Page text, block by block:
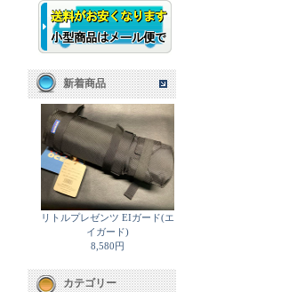
新着商品
リトルプレゼンツ EIガード(エ
イガード)
8,580円
カテゴリー